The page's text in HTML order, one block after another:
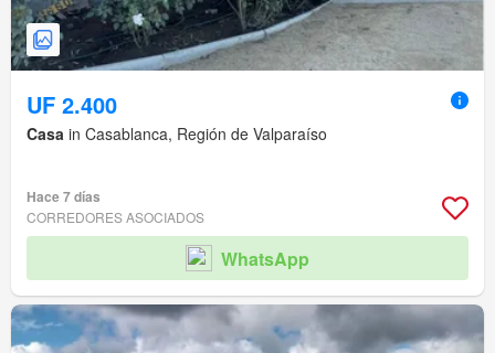
UF 2.400
Casa in Casablanca, Región de Valparaíso
Hace 7 días
CORREDORES ASOCIADOS
WhatsApp